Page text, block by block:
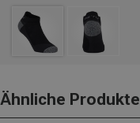
Ähnliche Produkte